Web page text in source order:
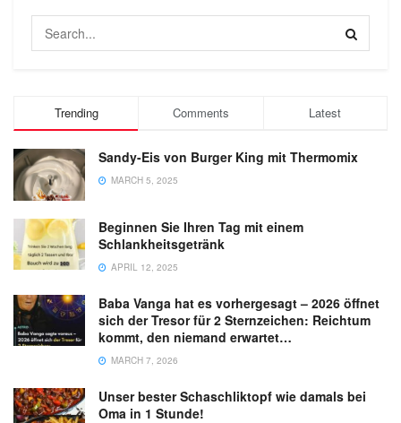
Trending Comments Latest
Sandy-Eis von Burger King mit Thermomix
MARCH 5, 2025
Beginnen Sie Ihren Tag mit einem
Schlankheitsgetränk
APRIL 12, 2025
Baba Vanga hat es vorhergesagt – 2026 öffnet
sich der Tresor für 2 Sternzeichen: Reichtum
kommt, den niemand erwartet…
MARCH 7, 2026
Unser bester Schaschliktopf wie damals bei
Oma in 1 Stunde!